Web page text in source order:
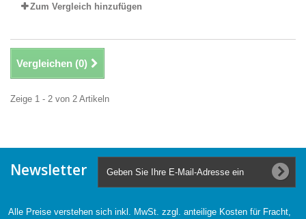
Zum Vergleich hinzufügen
Vergleichen (0)
Zeige 1 - 2 von 2 Artikeln
Newsletter
Alle Preise verstehen sich inkl. MwSt. zzgl. anteilige Kosten für Fracht,